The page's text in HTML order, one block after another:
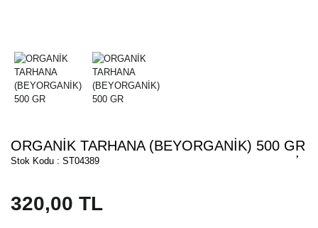
ORGANİK TARHANA (BEYORGANİK) 500 GR
Stok Kodu : ST04389
320,00 TL